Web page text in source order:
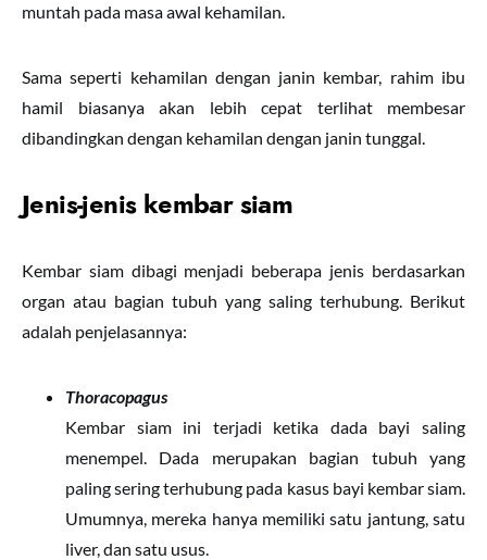
muntah pada masa awal kehamilan.
Sama seperti kehamilan dengan janin kembar, rahim ibu
hamil biasanya akan lebih cepat terlihat membesar
dibandingkan dengan kehamilan dengan janin tunggal.
Jenis-jenis kembar siam
Kembar siam dibagi menjadi beberapa jenis berdasarkan
organ atau bagian tubuh yang saling terhubung. Berikut
adalah penjelasannya:
Thoracopagus
Kembar siam ini terjadi ketika dada bayi saling
menempel. Dada merupakan bagian tubuh yang
paling sering terhubung pada kasus bayi kembar siam.
Umumnya, mereka hanya memiliki satu jantung, satu
liver, dan satu usus.